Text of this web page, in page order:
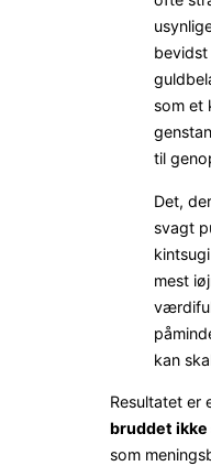
bevidst
som et
til
Det,
svagt
mest
kan
Resultatet er
bruddet ikke
som